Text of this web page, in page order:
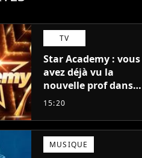
TV
Star Academy : vous
avez déjà vu la
nouvelle prof dans
The Voice et aux
15:20
MUSIQUE